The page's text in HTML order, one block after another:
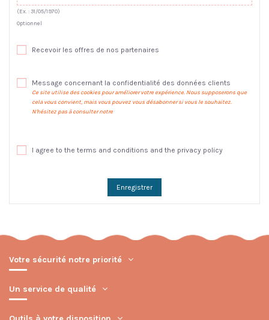
(Ex. : 31/05/1970)
Optionnel
Recevoir les offres de nos partenaires
Message concernant la confidentialité des données clients
Ce site utilise des cookies pour améliorer votre expérience. Nous supposerons que
cela vous convient, mais vous pouvez vous désabonner si vous le souhaitez.
N'hésitez pas à consulter notre
I agree to the terms and conditions and the privacy policy
Enregistrer
Votre sécurité notre priorité
Un service de qualité